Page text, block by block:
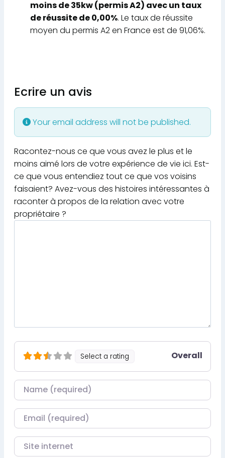
moins de 35kw (permis A2) avec un taux
de réussite de 0,00%. Le taux de réussite
moyen du permis A2 en France est de 91,06%.
Ecrire un avis
Your email address will not be published.
Racontez-nous ce que vous avez le plus et le
moins aimé lors de votre expérience de vie ici. Est-
ce que vous entendiez tout ce que vos voisins
faisaient? Avez-vous des histoires intéressantes à
raconter à propos de la relation avec votre
propriétaire ?
Select a rating Overall
Nom
Courriel
Site internet